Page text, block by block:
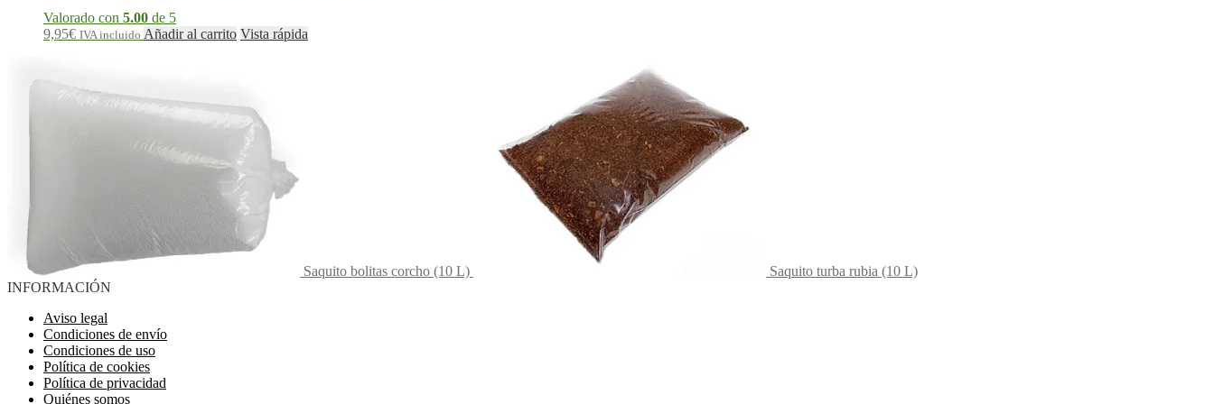
Valorado con 5.00 de 5
9,95€ IVA incluido Añadir al carrito Vista rápida
Saquito bolitas corcho (10 L)
Saquito turba rubia (10 L)
INFORMACIÓN
Aviso legal
Condiciones de envío
Condiciones de uso
Política de cookies
Política de privacidad
Quiénes somos